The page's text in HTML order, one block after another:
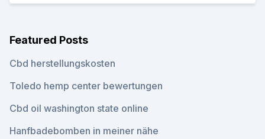
Featured Posts
Cbd herstellungskosten
Toledo hemp center bewertungen
Cbd oil washington state online
Hanfbadebomben in meiner nähe